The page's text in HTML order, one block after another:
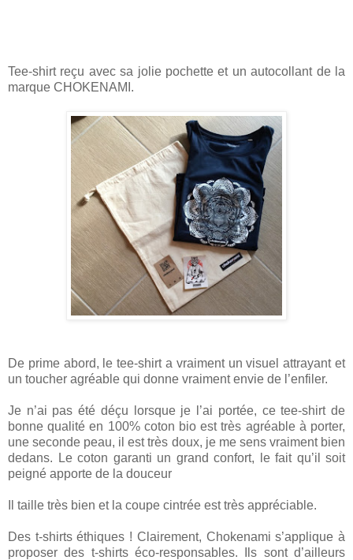
Tee-shirt reçu avec sa jolie pochette et un autocollant de la
marque CHOKENAMI.
De prime abord, le tee-shirt a vraiment un visuel attrayant et
un toucher agréable qui donne vraiment envie de l’enfiler.
Je n’ai pas été déçu lorsque je l’ai portée, ce tee-shirt de
bonne qualité en 100% coton bio est très agréable à porter,
une seconde peau, il est très doux, je me sens vraiment bien
dedans. Le coton garanti un grand confort, le fait qu’il soit
peigné apporte de la douceur
Il taille très bien et la coupe cintrée est très appréciable.
Des t-shirts éthiques ! Clairement, Chokenami s’applique à
proposer des t-shirts éco-responsables. Ils sont d’ailleurs